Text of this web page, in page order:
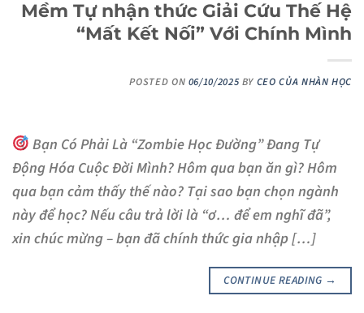
Mềm Tự nhận thức Giải Cứu Thế Hệ
“Mất Kết Nối” Với Chính Mình
POSTED ON 06/10/2025 BY CEO CỦA NHÀN HỌC
Bạn Có Phải Là “Zombie Học Đường” Đang Tự
Động Hóa Cuộc Đời Mình? Hôm qua bạn ăn gì? Hôm
qua bạn cảm thấy thế nào? Tại sao bạn chọn ngành
này để học? Nếu câu trả lời là “ơ… để em nghĩ đã”,
xin chúc mừng – bạn đã chính thức gia nhập […]
CONTINUE READING →